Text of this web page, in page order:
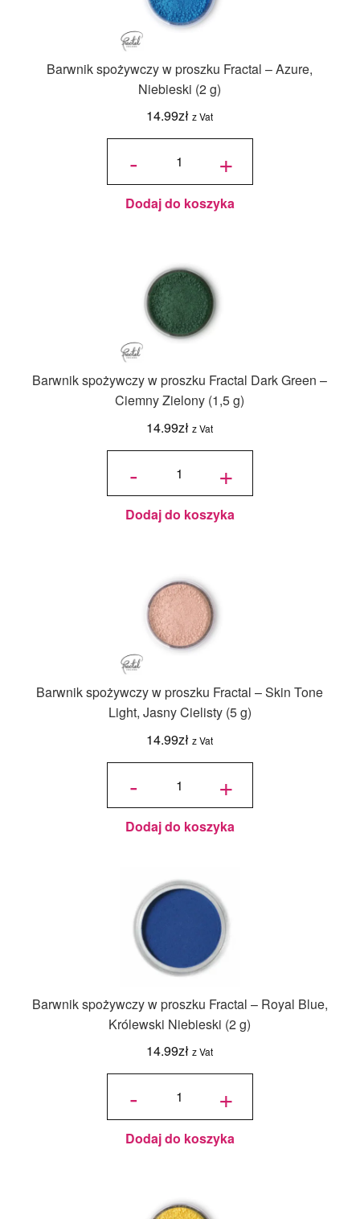
Barwnik spożywczy w proszku Fractal – Azure,
Niebieski (2 g)
14.99zł z Vat
-
ilość
w proszku
Fractal -
Azure,
Niebieski
(2 g)
+
Dodaj do koszyka
Barwnik spożywczy w proszku Fractal Dark Green –
Ciemny Zielony (1,5 g)
14.99zł z Vat
-
ilość
w proszku
Fractal
Dark
Green -
Ciemny
(1,5 g)
+
Dodaj do koszyka
Barwnik spożywczy w proszku Fractal – Skin Tone
Light, Jasny Cielisty (5 g)
14.99zł z Vat
-
ilość
w proszku
Fractal -
Skin Tone
Light,
Jasny
g)
+
Dodaj do koszyka
Barwnik spożywczy w proszku Fractal – Royal Blue,
Królewski Niebieski (2 g)
14.99zł z Vat
-
ilość
w proszku
Fractal -
Royal
Blue,
Królewski
(2 g)
+
Dodaj do koszyka